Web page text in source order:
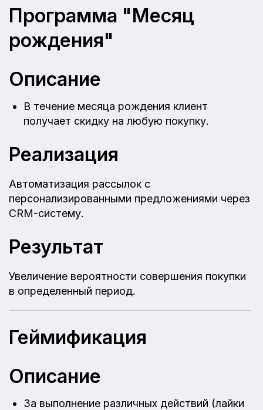
Программа "Месяц
рождения"
Описание
В течение месяца рождения клиент
получает скидку на любую покупку.
Реализация
Автоматизация рассылок с
персонализированными предложениями через
CRM-систему.
Результат
Увеличение вероятности совершения покупки
в определенный период.
Геймификация
Описание
За выполнение различных действий (лайки